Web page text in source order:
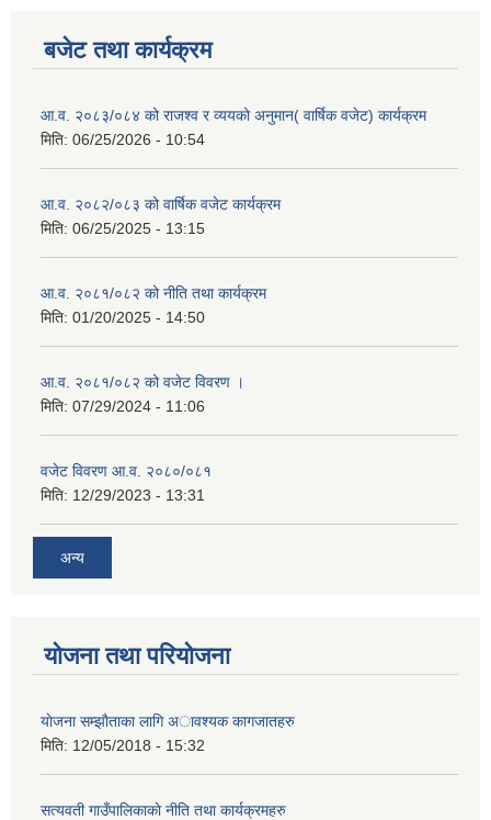
बजेट तथा कार्यक्रम
आ.व. २०८३/०८४ को राजश्व र व्ययको अनुमान( वार्षिक वजेट) कार्यक्रम
मिति: 06/25/2026 - 10:54
आ.व. २०८२/०८३ को वार्षिक वजेट कार्यक्रम
मिति: 06/25/2025 - 13:15
आ.व. २०८१/०८२ को नीति तथा कार्यक्रम
मिति: 01/20/2025 - 14:50
आ.व. २०८१/०८२ को वजेट विवरण ।
मिति: 07/29/2024 - 11:06
वजेट विवरण आ.व. २०८०/०८१
मिति: 12/29/2023 - 13:31
अन्य
योजना तथा परियोजना
याेजना सम्झाैताका लागि अावश्यक कागजातहरु
मिति: 12/05/2018 - 15:32
सत्यवती गाउँपालिकाकाे नीति तथा कार्यक्रमहरु